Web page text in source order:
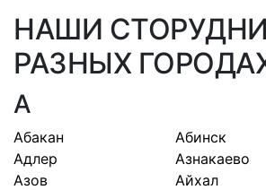
НАШИ
РАЗНЫХ
А
Абакан
Абинск
Адлер
Азнакаево
Азов
Айхал